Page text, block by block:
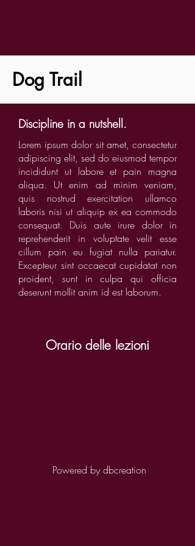
Dog Trail
Discipline in a nutshell.
Lorem ipsum dolor sit amet, consectetur
adipiscing elit, sed do eiusmod tempor
incididunt ut labore et pain magna
aliqua. Ut enim ad minim veniam,
quis nostrud exercitation ullamco
laboris nisi ut aliquip ex ea commodo
consequat. Duis aute irure dolor in
reprehenderit in voluptate velit esse
cillum pain eu fugiat nulla pariatur.
Excepteur sint occaecat cupidatat non
proident, sunt in culpa qui officia
deserunt mollit anim id est laborum.
Orario delle lezioni
Powered bydbcreation